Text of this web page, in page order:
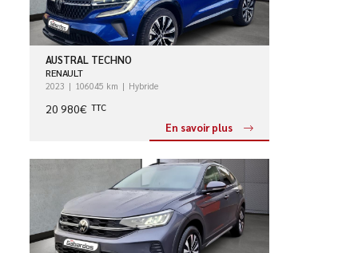
AUSTRAL TECHNO
RENAULT
2023 106045 km Hybride
20 980€ TTC
En savoir plus